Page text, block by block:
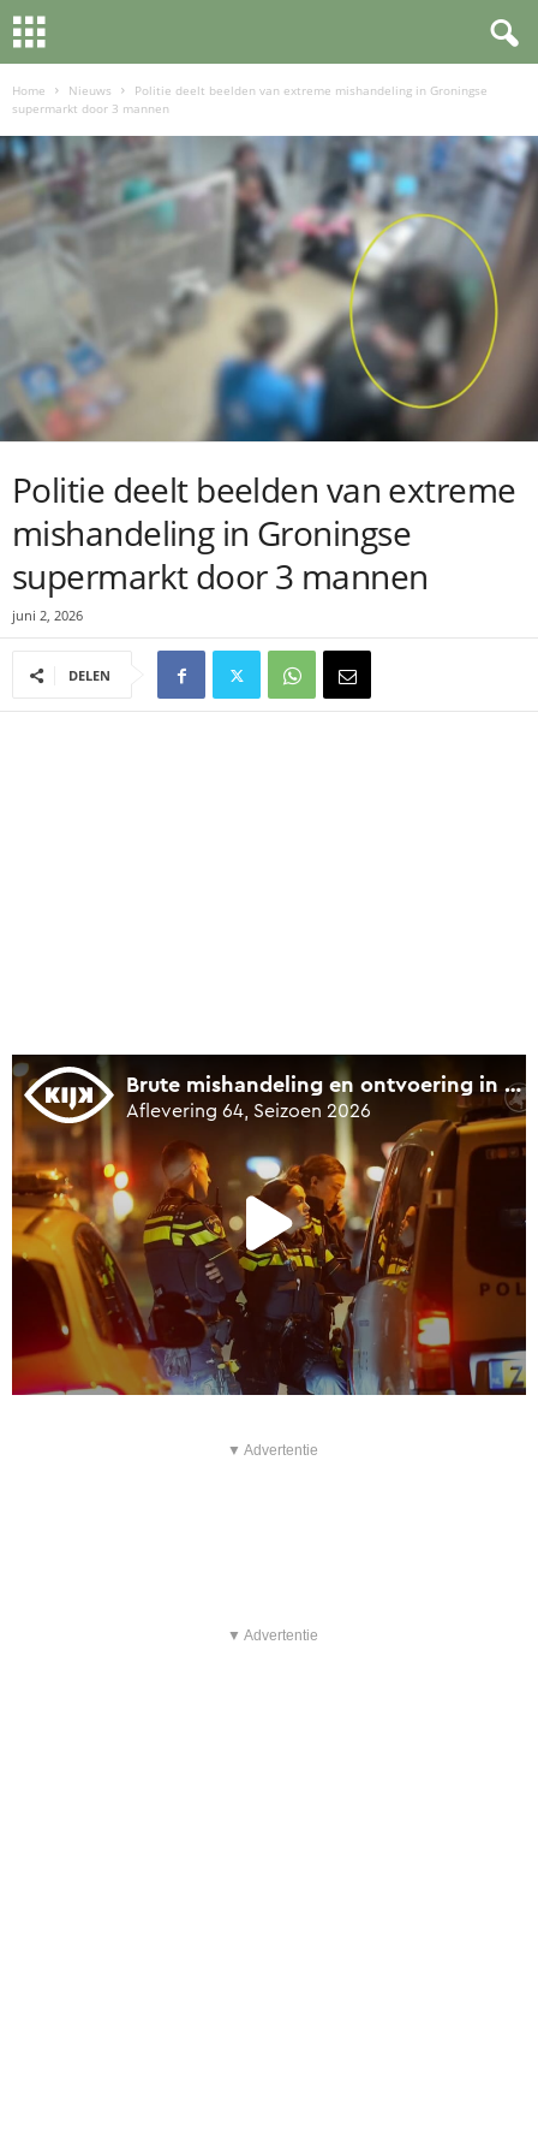
Home Nieuws
Politie deelt beelden van extreme mishandeling in Groningse
supermarkt door 3 mannen
Politie deelt beelden van extreme
mishandeling in Groningse
supermarkt door 3 mannen
juni 2, 2026
DELEN
▼ Advertentie
▼ Advertentie